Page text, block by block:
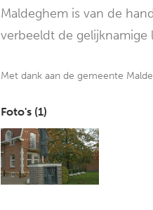
Maldeghem is van de
verbeeldt de gelijknamige
Met dank aan de gemeente
Foto's (1)